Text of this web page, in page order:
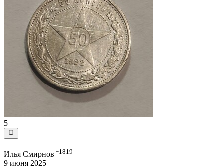
5
Илья Смирнов +1819
9 июня 2025